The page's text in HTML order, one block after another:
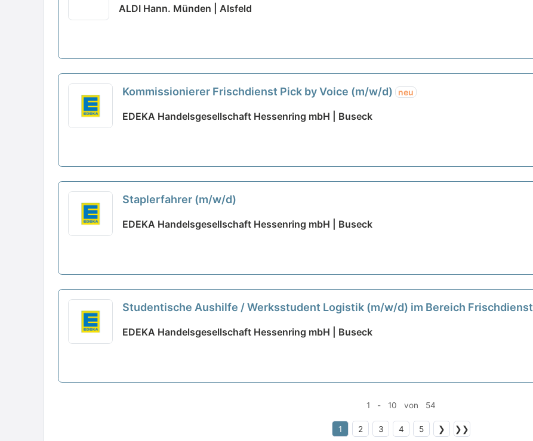
ALDI Hann. Münden | Alsfeld
Kommissionierer Frischdienst Pick by Voice (m/w/d) neu
EDEKA Handelsgesellschaft Hessenring mbH | Buseck
Staplerfahrer (m/w/d)
EDEKA Handelsgesellschaft Hessenring mbH | Buseck
Studentische Aushilfe / Werksstudent Logistik (m/w/d) im Bereich Frischdienst
EDEKA Handelsgesellschaft Hessenring mbH | Buseck
1 - 10 von 54
1 2 3 4 5 ❯ ❯❯